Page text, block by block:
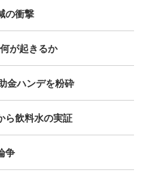
の衝撃
が起きるか
金ハンデを粉砕
ら飲料水の実証
争